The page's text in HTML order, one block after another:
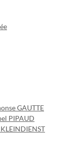
GAUTTE
PIPAUD